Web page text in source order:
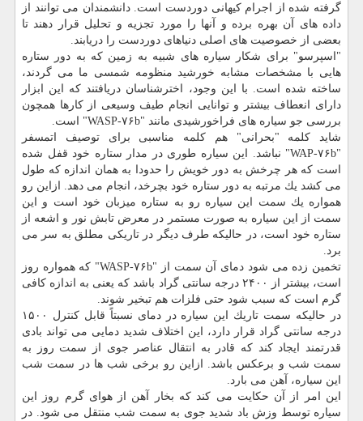
گرفته شده از اجرام كیهانی دوردست است. دانشمندان می توانند از
داده های آن بهره برده و آنها را مورد تجزیه و تحلیل قرار دهند تا
بعضی از خصوصیت های اصلی دنیاهای دوردست را دریابند.
"اسپرسو" برای شكار سیاره های شبیه به زمین كه به دور ستاره
هایی با مشخصات مشابه خورشید منظومه شمسی ما می گردند،
ساخته شده است. با این وجود، اخترشناسان دریافتند كه این ابزار
دارای انعطاف بیشتر و توانایی انجام طیف وسیعی از كارها همچون
بررسی جو سیاره های فراخورشیدی مانند "WASP-۷۶b" است.
شاید كلمه "بحرانی" هم كلمه مناسبی برای توصیف اتمسفر
"WAP-۷۶b" نباشد. این سیاره طوری در مدار ستاره خود قفل شده
است كه هر چرخش به دور خویش را حدودا به همان اندازه كه طول
می كشد یك مرتبه به دور ستاره خود بچرخد، انجام می دهد. ازاین رو
همواره یك سمت این سیاره رو به ستاره میزبان خود است و این
سمت از این سیاره به صورت مستمر در معرض تابش نور و اشعه از
ستاره خود است، در حالیكه طرف دیگر در تاریكی مطلق به سر می
برد.
تخمین زده می شود دمای آن سمت از "WASP-۷۶b" كه همواره روز
است، بیشتر از ۲۴۰۰ درجه سانتی گراد باشد كه یعنی به اندازه كافی
گرم است كه سبب شود حتی فلزات هم تبخیر شوند.
در حالیكه سمت تاریك این سیاره در دمای نسبتاً قابل كنترل ۱۵۰۰
درجه سانتی گراد قرار دارد، این اختلاف شدید دمایی می تواند بادی
قدرتمند ایجاد كند كه قادر به انتقال عناصر جوی از سمت روز به
سمت شب و برعكس باشد. ازاین رو برخی شب ها در سمت شب
این سیاره، آهن می بارد.
این امر از آن حكایت می كند كه بخار آهن از هوای گرم روز این
سیاره توسط وزش باد شدید جوی به سمت شب منتقل می شود. در